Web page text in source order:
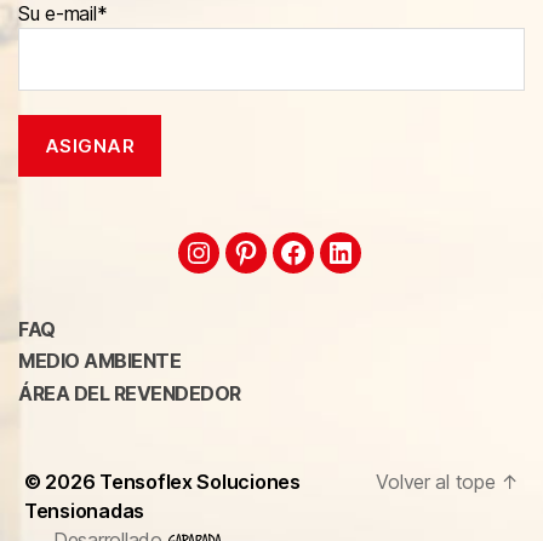
Su e-mail*
FAQ
MEDIO AMBIENTE
ÁREA DEL REVENDEDOR
© 2026 Tensoflex Soluciones
Tensionadas
Volver al tope ↑